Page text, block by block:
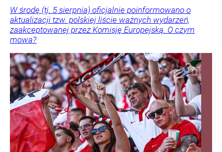
W środę (tj. 5 sierpnia) oficjalnie poinformowano o
aktualizacji tzw. polskiej liście ważnych wydarzeń,
zaakceptowanej przez Komisję Europejską. O czym
mowa?